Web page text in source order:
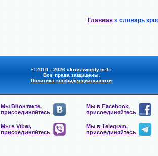
Главная » словарь
© 2010 - 2026 «krosswordy.net».
Все права защищены.
Политика конфиденциальности.
Мы ВКонтакте,
присоединяйтесь
Мы в Facebook,
присоединяйтесь
Мы в Viber,
присоединяйтесь
Мы в Telegram,
присоединяйтесь